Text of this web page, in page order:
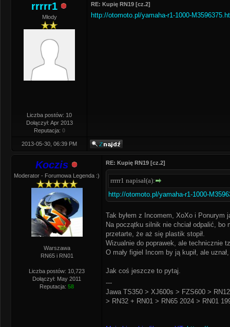
rrrrr1
Młody
Liczba postów: 10
Dołączył: Apr 2013
Reputacja: 0
RE: Kupię RN19 [cz.2]
http://otomoto.pl/yamaha-r1-1000-
2013-05-30, 06:39 PM
Koczis
Moderator - Forumowa Legenda :)
Warszawa
RN65 i RN01
Liczba postów: 10,723
Dołączył: May 2011
Reputacja: 58
RE: Kupię RN19 [cz.2]
rrrrr1 napisał(a):
http://otomoto.pl/yamaha-r1-1000-
Tak byłem z Incomem, XoXo i Ponurym
Na początku silnik nie chciał odpalić,
przetarte, że aż się plastik stopił.
Wizualnie do poprawek, ale technicznie
O mały figiel Incom by ją kupił, ale
Jak coś jeszcze to pytaj.
---
Jawa TS350 > XJ600s > FZS600 >
> RN32 + RN01 > RN65 2024 > RN01